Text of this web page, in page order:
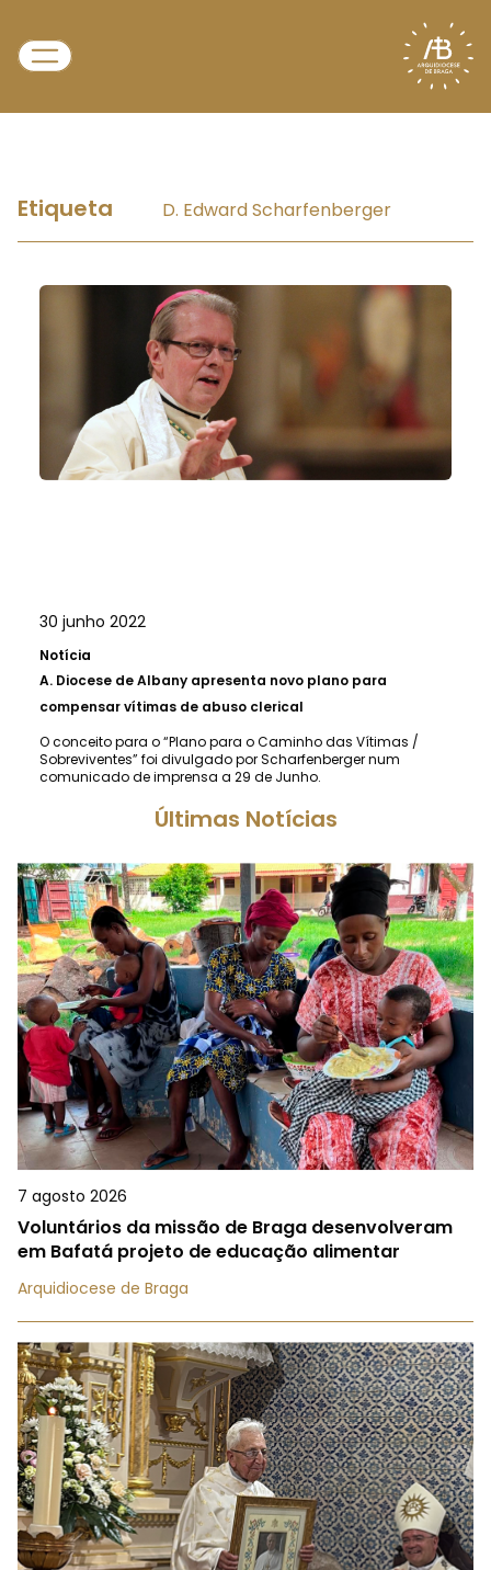
Etiqueta D. Edward Scharfenberger
30 junho 2022
Notícia
A. Diocese de Albany apresenta novo plano para
compensar vítimas de abuso clerical
O conceito para o “Plano para o Caminho das Vítimas /
Sobreviventes” foi divulgado por Scharfenberger num
comunicado de imprensa a 29 de Junho.
Últimas Notícias
7 agosto 2026
Voluntários da missão de Braga desenvolveram
em Bafatá projeto de educação alimentar
Arquidiocese de Braga